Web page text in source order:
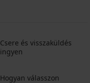
Csere és visszaküldés
ingyen
Hogyan válasszon